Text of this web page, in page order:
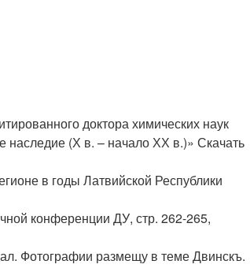
доктора химических наук
наследие (Х в. – начало ХХ в.)» Скачать
в годы Латвийской Республики
конференции ДУ, стр. 262-265,
Фотографии размещу в теме Двинскъ.